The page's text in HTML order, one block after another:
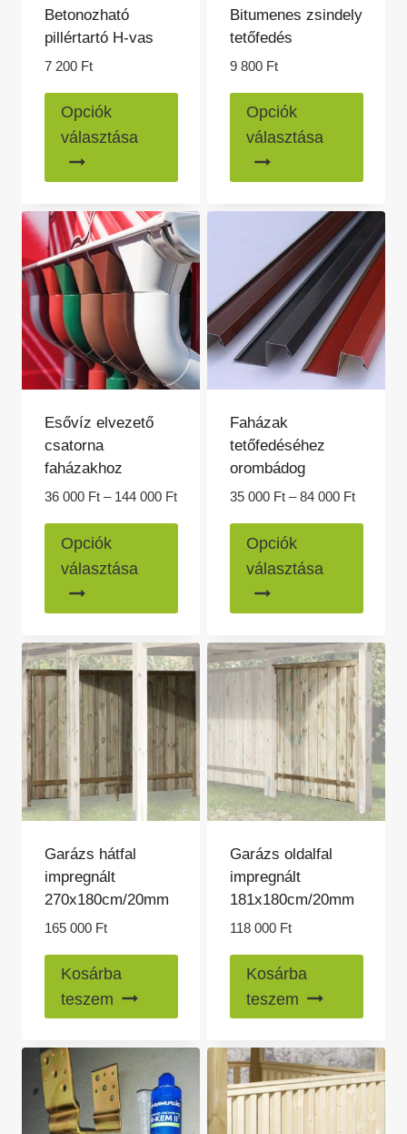
Betonozható
pillértartó H-vas
7 200 Ft
Opciók
választása
több
van.
A
változatok
a
termékoldalon
választhatók
ki
Bitumenes zsindely
tetőfedés
9 800 Ft
Opciók
választása
több
van.
A
a
ki
Esővíz elvezető
csatorna
faházakhoz
36 000 Ft – 144 000 FtÁrtartomány:
Opciók
választása
több
van.
változatok
a
termékoldalon
választhatók
ki
Faházak
tetőfedéséhez
orombádog
35 000 Ft – 84 000 Ft
Opciók
választása
több
van.
ki
Garázs hátfal
impregnált
270x180cm/20mm
165 000 Ft
Kosárba
teszem
Garázs oldalfal
impregnált
181x180cm/20mm
118 000 Ft
Kosárba
teszem